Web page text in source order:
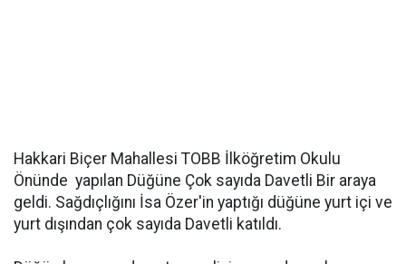
Hakkari Biçer Mahallesi TOBB İlköğretim Okulu
Önünde yapılan Düğüne Çok sayıda Davetli Bir araya
geldi. Sağdıçlığını İsa Özer'in yaptığı düğüne yurt içi ve
yurt dışından çok sayıda Davetli katıldı.